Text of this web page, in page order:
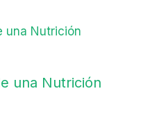
una Nutrición